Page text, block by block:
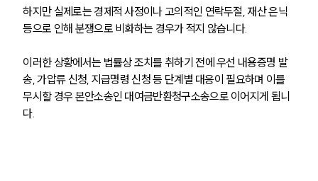
하지만 실제로는 경제적 사정이나 고의적인 연락두절, 재산 은닉
등으로 인해 분쟁으로 비화하는 경우가 적지 않습니다.
이러한 상황에서는 법률상 조치를 취하기 전에 우선 내용증명 발
송, 가압류 신청, 지급명령 신청 등 단계별 대응이 필요하며 이를
무시할 경우 본안소송인 대여금반환청구소송으로 이어지게 됩니
다.